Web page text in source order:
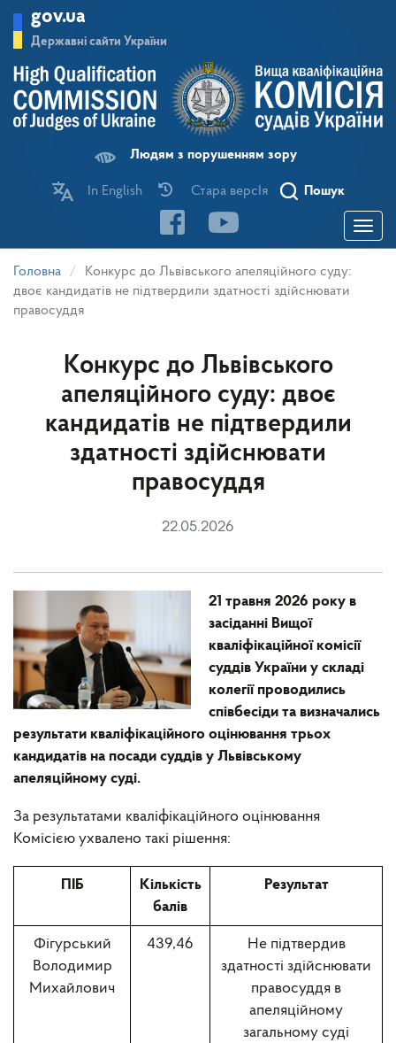
основного
матеріалу
gov.ua
Державні сайти України
Людям з порушенням зору
In English Стара версІя Пошук
Toggle
Головна
Конкурс до Львівського апеляційного суду:
двоє кандидатів не підтвердили здатності здійснювати
правосуддя
Конкурс до Львівського
апеляційного суду: двоє
кандидатів не підтвердили
здатності здійснювати
правосуддя
22.05.2026
21 травня 2026 року в
засіданні Вищої
кваліфікаційної комісії
суддів України у складі
колегії проводились
співбесіди та визначались
результати кваліфікаційного оцінювання трьох
кандидатів на посади суддів у Львівському
апеляційному суді.
За результатами кваліфікаційного оцінювання
Комісією ухвалено такі рішення:
ПІБ
Кількість
балів
Результат
Фігурський
Володимир
Михайлович
439,46
Не підтвердив
здатності здійснювати
правосуддя в
апеляційному
загальному суді